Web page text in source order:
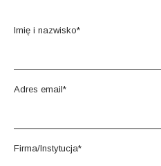
Imię i nazwisko*
Adres email*
Firma/Instytucja*